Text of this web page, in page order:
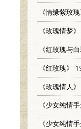
《情缘紫玫瑰
《玫瑰情梦》
《红玫瑰与白
《红玫瑰》
《玫瑰情人》
《少女纯情
《少女纯情